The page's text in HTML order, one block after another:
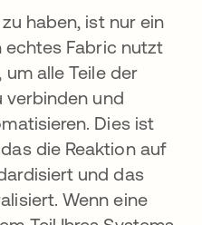
haben, ist nur ein
echtes Fabric nutzt
alle Teile der
verbinden und
Dies ist
die Reaktion auf
und das
Wenn eine